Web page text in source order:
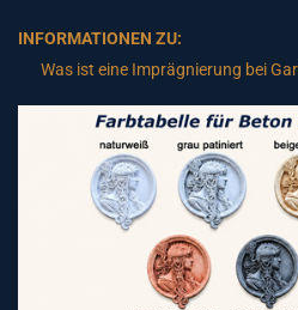
INFORMATIONEN ZU:
Was ist eine Imprägnierung bei